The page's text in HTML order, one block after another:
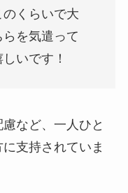
くらいで大
を気遣って
いです！
など、一人ひと
支持されていま